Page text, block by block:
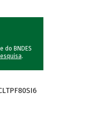
do BNDES
.